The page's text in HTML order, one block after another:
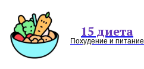
15 диета
Похудение и питание